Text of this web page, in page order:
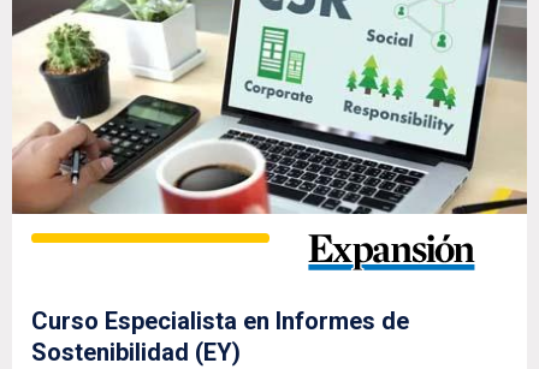
Curso Especialista en Informes de
Sostenibilidad (EY)